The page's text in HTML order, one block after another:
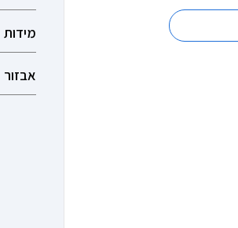
מידות
אבזור